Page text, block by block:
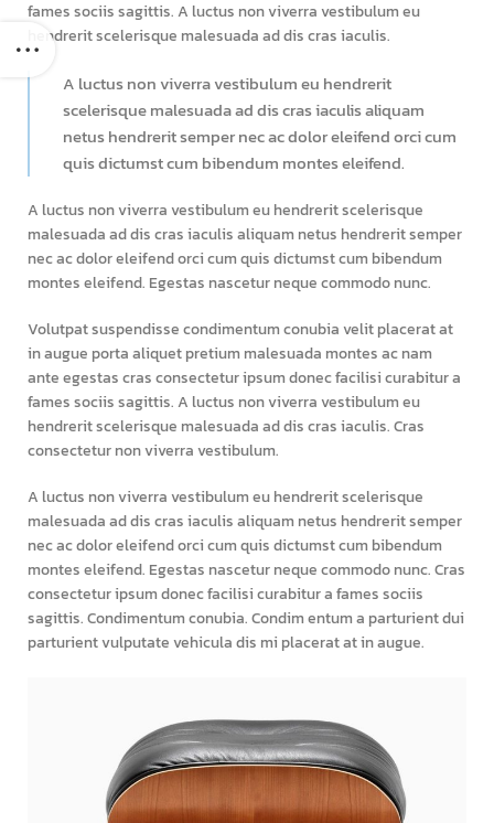
fames sociis sagittis. A luctus non viverra vestibulum eu
hendrerit scelerisque malesuada ad dis cras iaculis.
A luctus non viverra vestibulum eu hendrerit
scelerisque malesuada ad dis cras iaculis aliquam
netus hendrerit semper nec ac dolor eleifend orci cum
quis dictumst cum bibendum montes eleifend.
A luctus non viverra vestibulum eu hendrerit scelerisque
malesuada ad dis cras iaculis aliquam netus hendrerit semper
nec ac dolor eleifend orci cum quis dictumst cum bibendum
montes eleifend. Egestas nascetur neque commodo nunc.
Volutpat suspendisse condimentum conubia velit placerat at
in augue porta aliquet pretium malesuada montes ac nam
ante egestas cras consectetur ipsum donec facilisi curabitur a
fames sociis sagittis. A luctus non viverra vestibulum eu
hendrerit scelerisque malesuada ad dis cras iaculis. Cras
consectetur non viverra vestibulum.
A luctus non viverra vestibulum eu hendrerit scelerisque
malesuada ad dis cras iaculis aliquam netus hendrerit semper
nec ac dolor eleifend orci cum quis dictumst cum bibendum
montes eleifend. Egestas nascetur neque commodo nunc. Cras
consectetur ipsum donec facilisi curabitur a fames sociis
sagittis. Condimentum conubia. Condim entum a parturient dui
parturient vulputate vehicula dis mi placerat at in augue.